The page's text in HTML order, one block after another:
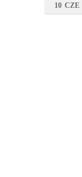
10 CZE